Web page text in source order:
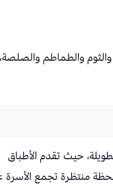
والطماطم
حيث تقدم الأطباق
منتظرة تجمع الأسرة